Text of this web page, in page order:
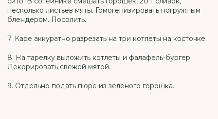
несколько листьев мяты. Гомогенизировать погружным
блендером. Посолить.
7. Каре аккуратно разрезать на три котлеты на косточке.
8. На тарелку выложить котлеты и фалафель-бургер.
Декорировать свежей мятой.
9. Отдельно подать пюре из зеленого горошка.